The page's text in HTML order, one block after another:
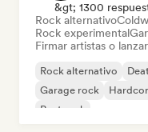
&gt; 1300
Rock alternativo
Rock experimental
Firmar artistas o
Rock alternativo
Garage rock
Post rock